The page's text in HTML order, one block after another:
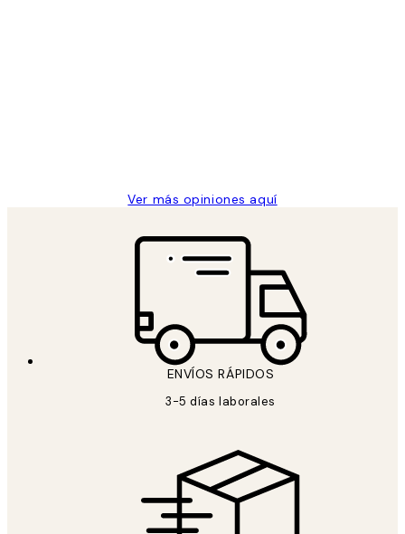
Ver más opiniones aquí
ENVÍOS RÁPIDOS
3-5 días laborales